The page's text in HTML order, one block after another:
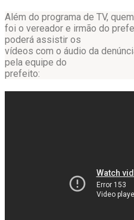
Além do programa de TV,
foi o vereador e irmão do
poderá assistir os
vídeos com o áudio da
pela equipe do
prefeito: